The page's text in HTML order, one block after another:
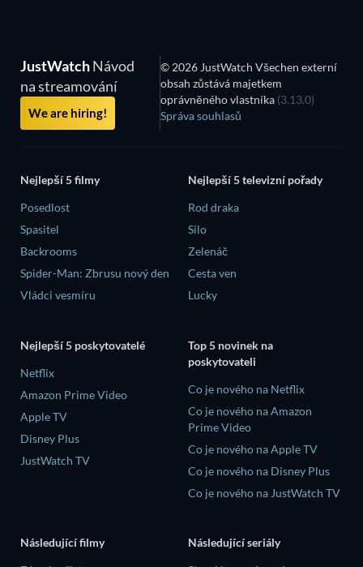
JustWatchNávod
na streamování
We are hiring!
© 2026 JustWatch Všechen externí
obsah zůstává majetkem
oprávněného vlastníka (3.13.0)
Správa souhlasů
Nejlepší 5 filmy
Posedlost
Spasitel
Backrooms
Spider-Man: Zbrusu nový den
Vládci vesmíru
Nejlepší 5 televizní pořady
Rod draka
Silo
Zelenáč
Cesta ven
Lucky
Nejlepší 5 poskytovatelé
Netflix
Amazon Prime Video
Apple TV
Disney Plus
JustWatch TV
Top 5 novinek na
poskytovateli
Co je nového na Netflix
Co je nového na Amazon
Prime Video
Co je nového na Apple TV
Co je nového na Disney Plus
Co je nového na JustWatch TV
Následující filmy
Následující seriály